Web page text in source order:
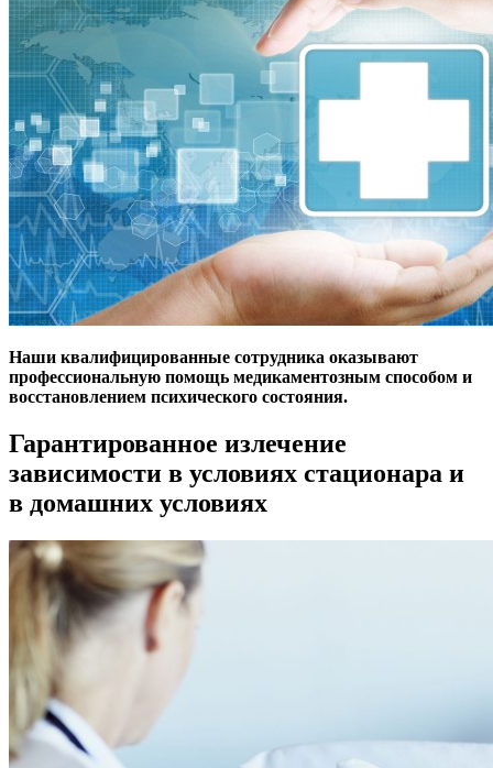
Наши квалифицированные сотрудника оказывают
профессиональную помощь медикаментозным способом и
восстановлением психического состояния.
Гарантированное излечение
зависимости в условиях стационара и
в домашних условиях